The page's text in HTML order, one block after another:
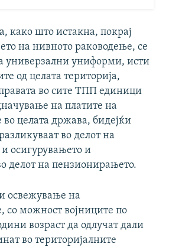
како што истакна, покрај
на нивното раководење, се
универзални униформи, исти
од целата територија,
во сите ТПП единици
на платите на
целата држава, бидејќи
во делот на
осигурувањето и
делот на пензионирањето.
освежување на
со можност војниците по
возраст да одлучат дали
во територијалните